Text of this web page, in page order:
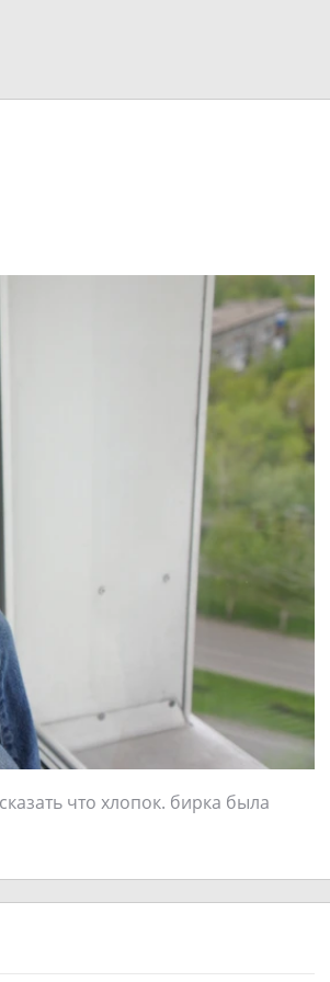
что хлопок. бирка была